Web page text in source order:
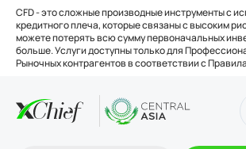
CFD - это сложные производные инструменты с
кредитного плеча, которые связаны с высоким
можете потерять всю сумму первоначальных
больше. Услуги доступны только для
Рыночных контрагентов в соответствии с